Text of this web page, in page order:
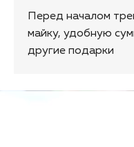
Перед началом
майку, удобную
другие подарки